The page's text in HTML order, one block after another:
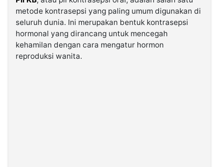
Kabarbaru.co
2026
metode kontrasepsi yang paling umum digunakan di
seluruh dunia. Ini merupakan bentuk kontrasepsi
hormonal yang dirancang untuk mencegah
kehamilan dengan cara mengatur hormon
reproduksi wanita.